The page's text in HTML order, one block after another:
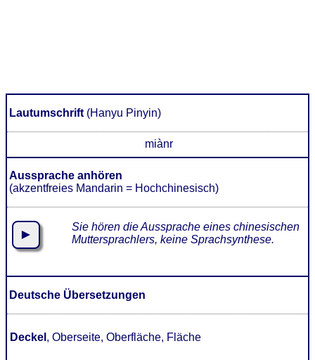
Lautumschrift (Hanyu Pinyin)
miànr
Aussprache anhören
(akzentfreies Mandarin = Hochchinesisch)
►
Sie hören die Aussprache eines chinesischen
Muttersprachlers, keine Sprachsynthese.
Deutsche Übersetzungen
Deckel , Oberseite, Oberfläche, Fläche